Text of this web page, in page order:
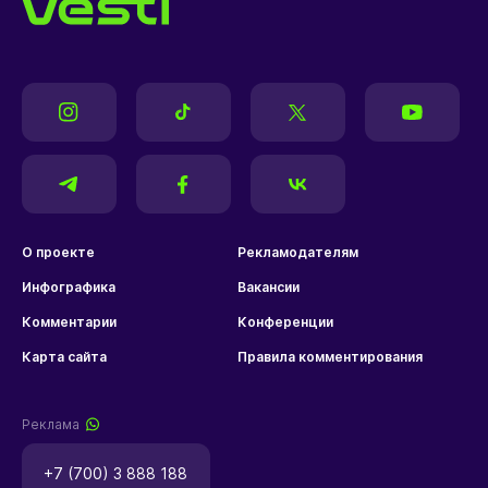
О проекте Рекламодателям
Инфографика Вакансии
Комментарии Конференции
Карта сайта Правила комментирования
Реклама
+7 (700) 3 888 188